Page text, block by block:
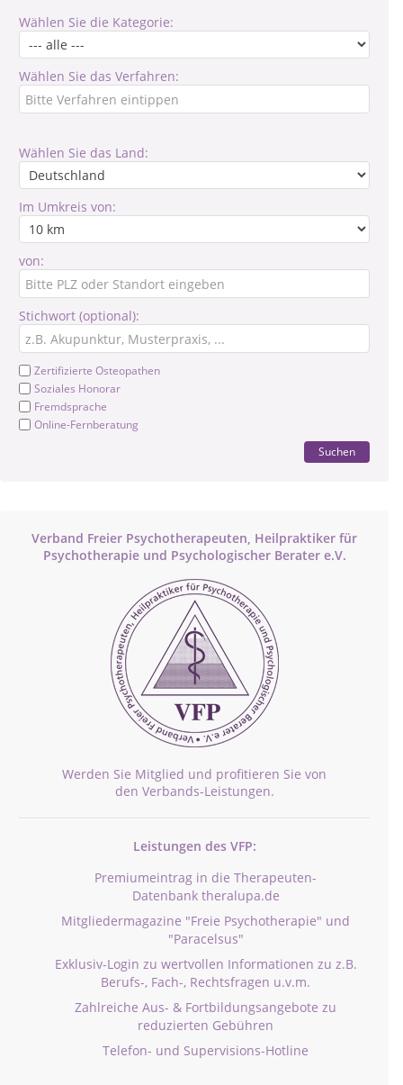
Wählen Sie die Kategorie:
Wählen Sie das Verfahren:
Wählen Sie das Land:
Im Umkreis von:
von:
Stichwort (optional):
Zertifizierte Osteopathen
Soziales Honorar
Fremdsprache
Online-Fernberatung
Suchen
Verband Freier Psychotherapeuten, Heilpraktiker für
Psychotherapie und Psychologischer Berater e.V.
Werden Sie Mitglied und profitieren Sie von
den Verbands-Leistungen.
Leistungen des VFP:
Premiumeintrag in die Therapeuten-
Datenbank theralupa.de
Mitgliedermagazine "Freie Psychotherapie" und
"Paracelsus"
Exklusiv-Login zu wertvollen Informationen zu z.B.
Berufs-, Fach-, Rechtsfragen u.v.m.
Zahlreiche Aus- & Fortbildungsangebote zu
reduzierten Gebühren
Telefon- und Supervisions-Hotline